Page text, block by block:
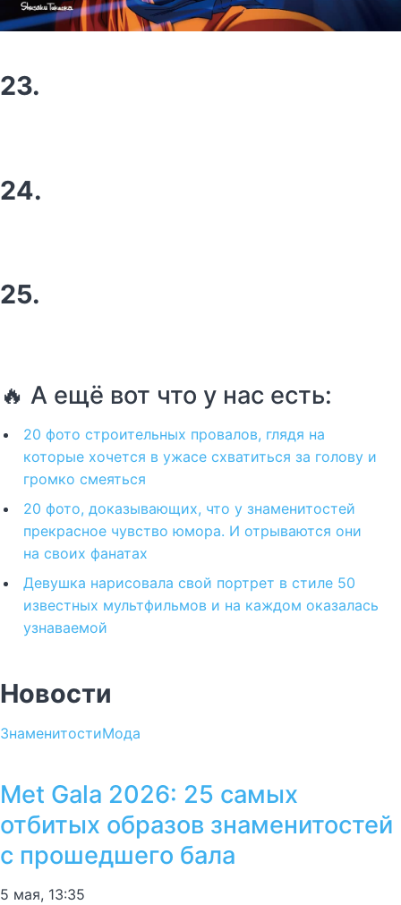
23.
24.
25.
🔥 А ещё вот что у нас есть:
20 фото строительных провалов, глядя на
которые хочется в ужасе схватиться за голову и
громко смеяться
20 фото, доказывающих, что у знаменитостей
прекрасное чувство юмора. И отрываются они
на своих фанатах
Девушка нарисовала свой портрет в стиле 50
известных мультфильмов и на каждом оказалась
узнаваемой
Новости
ЗнаменитостиМода
Met Gala 2026: 25 самых
отбитых образов знаменитостей
с прошедшего бала
5 мая, 13:35